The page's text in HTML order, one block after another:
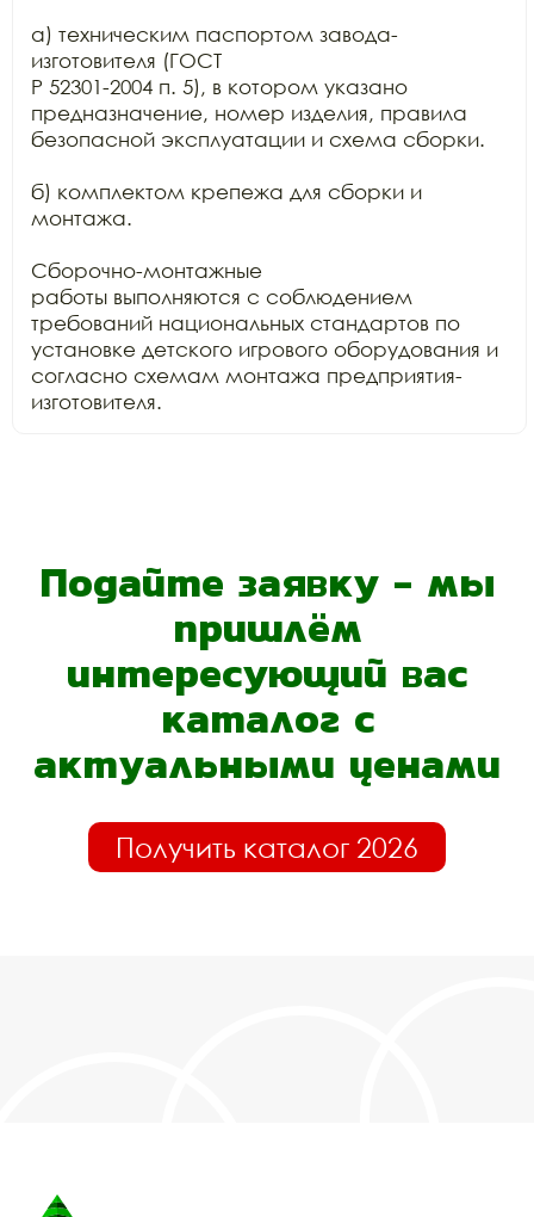
а) техническим паспортом завода-
изготовителя (ГОСТ
Р 52301-2004 п. 5), в котором указано
предназначение, номер изделия, правила
безопасной эксплуатации и схема сборки.
б) комплектом крепежа для сборки и
монтажа.
Сборочно-монтажные
работы выполняются с соблюдением
требований национальных стандартов по
установке детского игрового оборудования и
согласно схемам монтажа предприятия-
изготовителя.
Подайте заявку - мы
пришлём
интересующий вас
каталог с
актуальными ценами
Получить каталог 2026